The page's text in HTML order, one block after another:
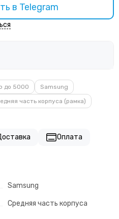
в Telegram
до 5000
Samsung
часть корпуса (рамка)
Оплата
Samsung
Средняя часть корпуса